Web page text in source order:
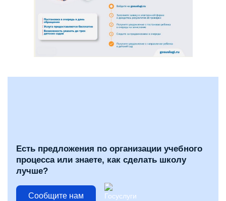
Есть предложения по организации учебного
процесса или знаете, как сделать школу
лучше?
Сообщите нам